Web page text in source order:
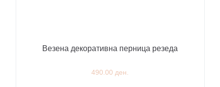
Везена декоративна перница резеда
490.00 ден.